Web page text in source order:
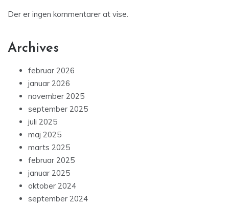
Der er ingen kommentarer at vise.
Archives
februar 2026
januar 2026
november 2025
september 2025
juli 2025
maj 2025
marts 2025
februar 2025
januar 2025
oktober 2024
september 2024